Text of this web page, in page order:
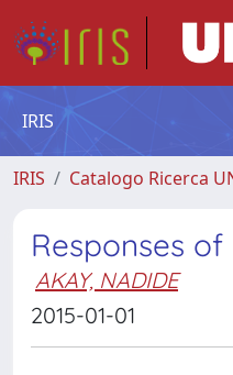
IRIS
IRIS Catalogo Ricerca
Responses
AKAY, NADIDE
2015-01-01